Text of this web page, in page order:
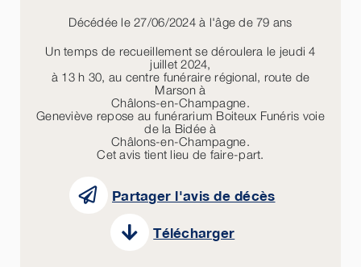
Décédée le 27/06/2024 à l'âge de 79 ans
Un temps de recueillement se déroulera le jeudi 4
juillet 2024,
à 13 h 30, au centre funéraire régional, route de
Marson à
Châlons-en-Champagne.
Geneviève repose au funérarium Boiteux Funéris voie
de la Bidée à
Châlons-en-Champagne.
Cet avis tient lieu de faire-part.
Partager l'avis de décès
Télécharger